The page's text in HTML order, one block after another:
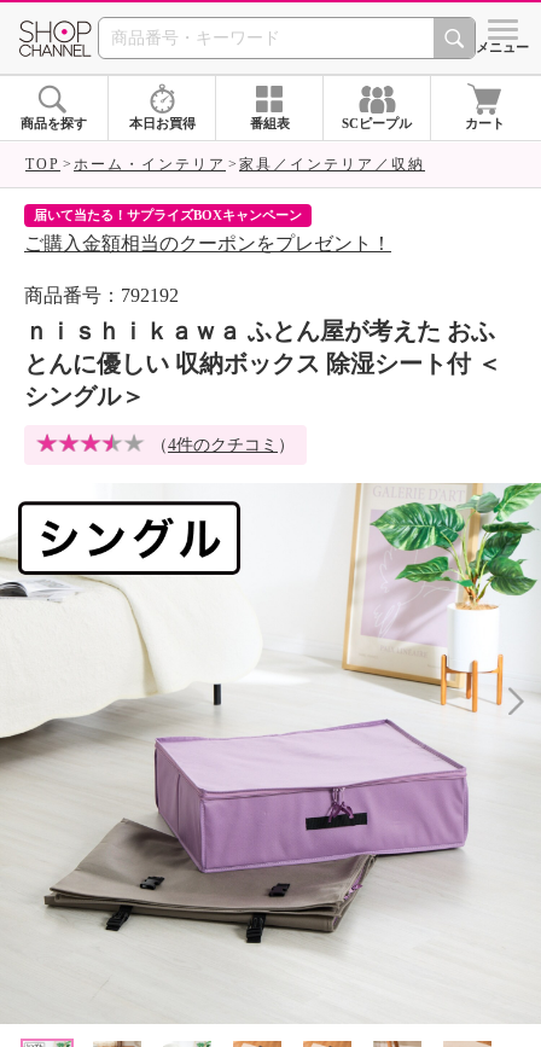
SHOP CHANNEL シメニュー
商品を探す 本日お買得 番組表 SCピープル カート
TOP ホーム・インテリア 家具／インテリア／収納
届いて当たる！サプライズBOXキャンペーン
ご購入金額相当のクーポンをプレゼント！
商品番号：792192
ｎｉｓｈｉｋａｗａ ふとん屋が考えた おふ
とんに優しい 収納ボックス 除湿シート付 ＜
シングル＞
（4件のクチコミ ）